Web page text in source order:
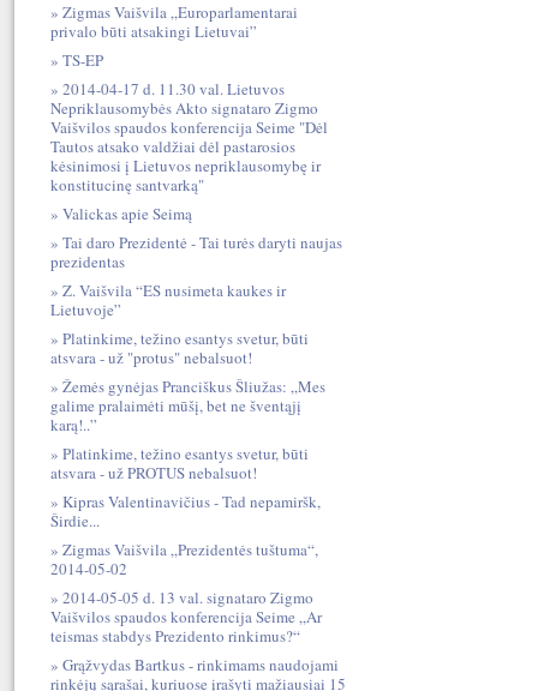
Zigmas Vaišvila „Europarlamentarai
privalo būti atsakingi Lietuvai”
TS-EP
2014-04-17 d. 11.30 val. Lietuvos
Nepriklausomybės Akto signataro Zigmo
Vaišvilos spaudos konferencija Seime "Dėl
Tautos atsako valdžiai dėl pastarosios
kėsinimosi į Lietuvos nepriklausomybę ir
konstitucinę santvarką"
Valickas apie Seimą
Tai daro Prezidentė - Tai turės daryti naujas
prezidentas
Z. Vaišvila “ES nusimeta kaukes ir
Lietuvoje”
Platinkime, težino esantys svetur, būti
atsvara - už "protus" nebalsuot!
Žemės gynėjas Pranciškus Šliužas: „Mes
galime pralaimėti mūšį, bet ne šventąjį
karą!..”
Platinkime, težino esantys svetur, būti
atsvara - už PROTUS nebalsuot!
Kipras Valentinavičius - Tad nepamiršk,
Širdie...
Zigmas Vaišvila „Prezidentės tuštuma“,
2014-05-02
2014-05-05 d. 13 val. signataro Zigmo
Vaišvilos spaudos konferencija Seime „Ar
teismas stabdys Prezidento rinkimus?“
Grąžvydas Bartkus - rinkimams naudojami
rinkėjų sąrašai, kuriuose įrašyti mažiausiai 15